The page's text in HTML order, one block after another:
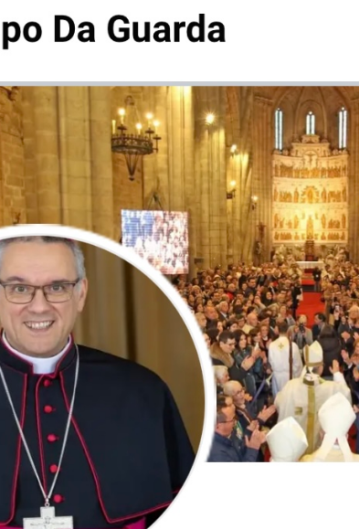
MULTIMÉDIA
IGREJA
CONTACTOS